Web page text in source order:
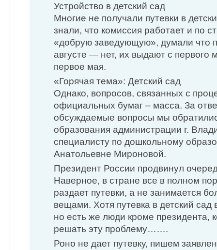
Устройство в детский сад
Многие не получали путевки в
знали, что комиссия работает и по
«добрую заведующую», думали что
августе — нет, их выдают с первого
первое мая.
«Горячая тема»: Детский сад
Однако, вопросов, связанных с
официальных бумаг – масса. За
обсуждаемые вопросы мы
образования администрации г.
специалисту по дошкольному
Анатольевне Мироновой.
Президент России продвинул
Наверное, в стране все в полном
раздает путевки, а не занимается
вещами. Хотя путевка в детский
но есть же люди кроме президента,
решать эту проблему…….
Роно не дает путевку, пишем